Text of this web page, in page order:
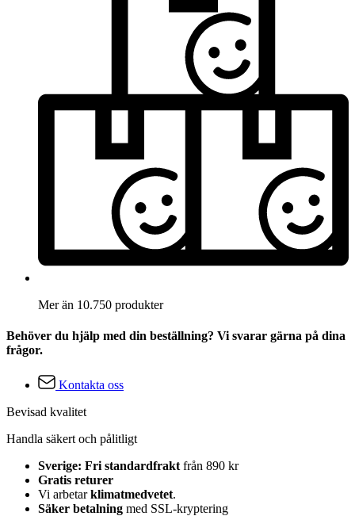
Mer än 10.750 produkter
Behöver du hjälp med din beställning? Vi svarar gärna på dina
frågor.
Kontakta oss
Bevisad kvalitet
Handla säkert och pålitligt
Sverige: Fri standardfrakt från 890 kr
Gratis returer
Vi arbetarklimatmedvetet.
Säker betalning med SSL-kryptering